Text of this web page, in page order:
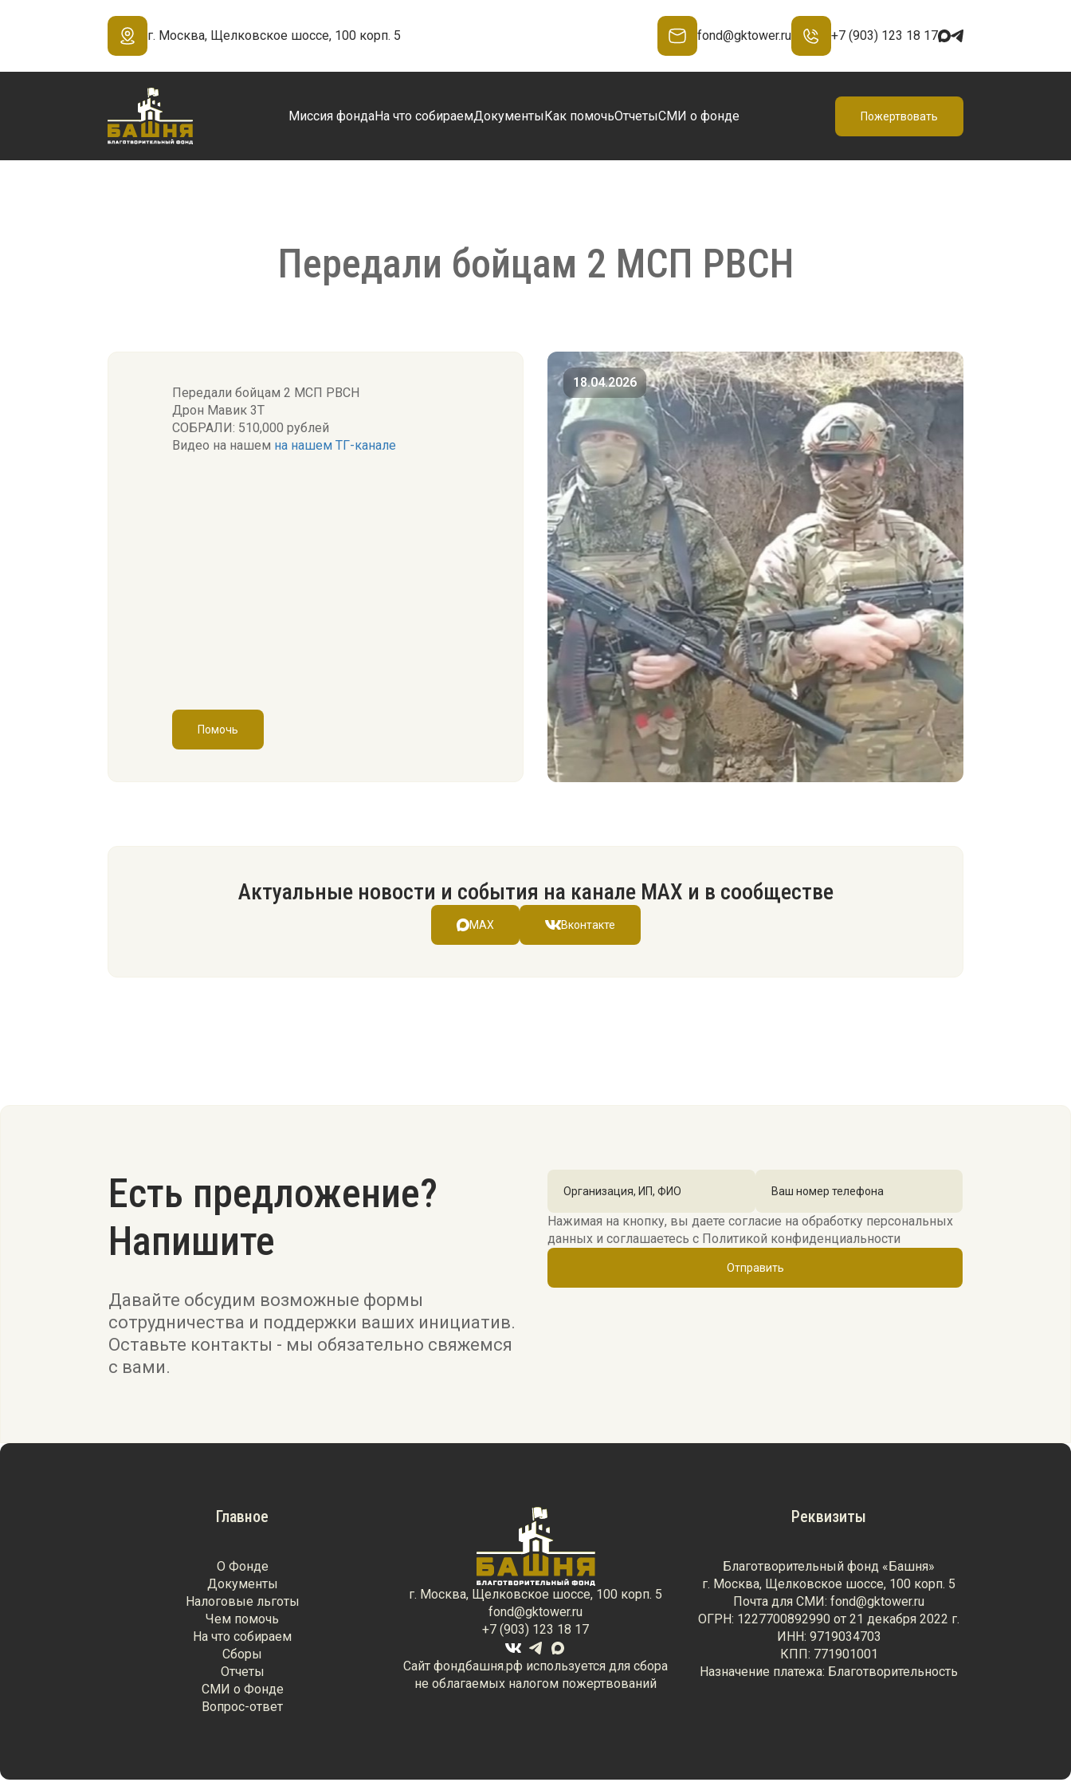
г. Москва, Щелковское шоссе, 100 корп. 5 fond@gktower.ru +7 (903) 123 18 17
Миссия фондаНа что собираемДокументыКак помочьОтчетыСМИ о фонде Пожертвовать
Передали бойцам 2 МСП РВСН
Передали бойцам 2 МСП РВСН
Дрон Мавик 3Т
СОБРАЛИ: 510,000 рублей
Видео на нашем на нашем ТГ-канале
Помочь
18.04.2026
Актуальные новости и события на канале МАХ и в сообществе
MAX Вконтакте
Есть предложение?
Напишите
Давайте обсудим возможные формы
сотрудничества и поддержки ваших инициатив.
Оставьте контакты - мы обязательно свяжемся
с вами.
Нажимая на кнопку, вы даете согласие на обработку персональных
данных и соглашаетесь c Политикой конфиденциальности
Отправить
Главное
О Фонде
Документы
Налоговые льготы
Чем помочь
На что собираем
Сборы
Отчеты
СМИ о Фонде
Вопрос-ответ
г. Москва, Щелковское шоссе, 100 корп. 5
fond@gktower.ru
+7 (903) 123 18 17
Сайт фондбашня.рф используется для сбора
не облагаемых налогом пожертвований
Реквизиты
Благотворительный фонд «Башня»
г. Москва, Щелковское шоссе, 100 корп. 5
Почта для СМИ: fond@gktower.ru
ОГРН: 1227700892990 от 21 декабря 2022 г.
ИНН: 9719034703
КПП: 771901001
Назначение платежа: Благотворительность